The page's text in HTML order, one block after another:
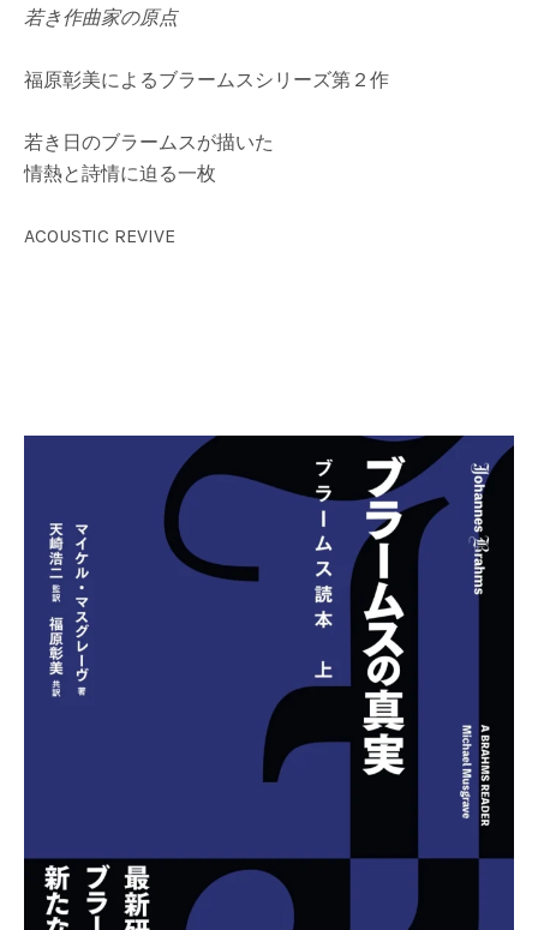
若き作曲家の原点
福原彰美によるブラームスシリーズ第２作
若き日のブラームスが描いた
情熱と詩情に迫る一枚
ACOUSTIC REVIVE